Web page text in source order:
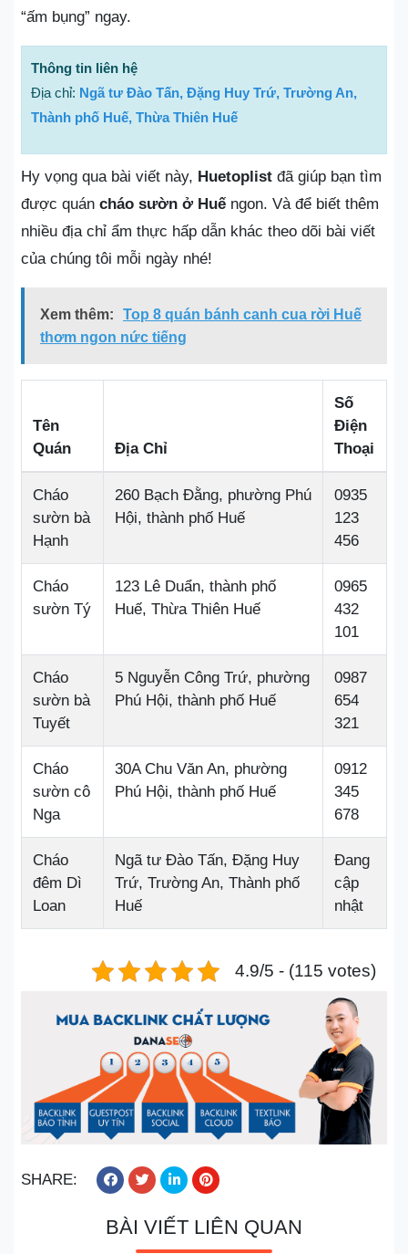
“ấm bụng” ngay.
Thông tin liên hệ
Địa chỉ: Ngã tư Đào Tấn, Đặng Huy Trứ, Trường An,
Thành phố Huế, Thừa Thiên Huế
Hy vọng qua bài viết này, Huetoplist đã giúp bạn tìm
được quán cháo sườn ở Huếngon. Và để biết thêm
nhiều địa chỉ ẩm thực hấp dẫn khác theo dõi bài viết
của chúng tôi mỗi ngày nhé!
Xem thêm:
Top 8 quán bánh canh cua rời Huế
thơm ngon nức tiếng
Tên
Quán
Địa Chỉ
Số
Điện
Thoại
Cháo
sườn bà
Hạnh
260 Bạch Đằng, phường Phú
Hội, thành phố Huế
0935
123
456
Cháo
sườn Tý
123 Lê Duẩn, thành phố
Huế, Thừa Thiên Huế
0965
432
101
Cháo
sườn bà
Tuyết
5 Nguyễn Công Trứ, phường
Phú Hội, thành phố Huế
0987
654
321
Cháo
sườn cô
Nga
30A Chu Văn An, phường
Phú Hội, thành phố Huế
0912
345
678
Cháo
đêm Dì
Loan
Ngã tư Đào Tấn, Đặng Huy
Trứ, Trường An, Thành phố
Huế
Đang
cập
nhật
4.9/5 - (115 votes)
SHARE:
BÀI VIẾT LIÊN QUAN